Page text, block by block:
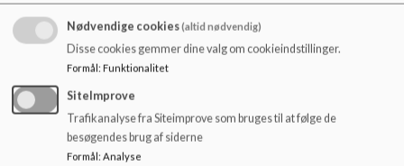
i
Brugertilfredshedsundersøgelsen for Børnehuset
Moesbakken,
må ikke offentliggøres pga. for lav svarprocent.
Nødvendige cookies(altid nødvendig)
Disse cookies gemmer dine valg om cookieindstillinger.
Formål: Funktionalitet
SiteImprove
Trafikanalyse fra Siteimprove som bruges til at følge de
besøgendes brug af siderne
Formål: Analyse